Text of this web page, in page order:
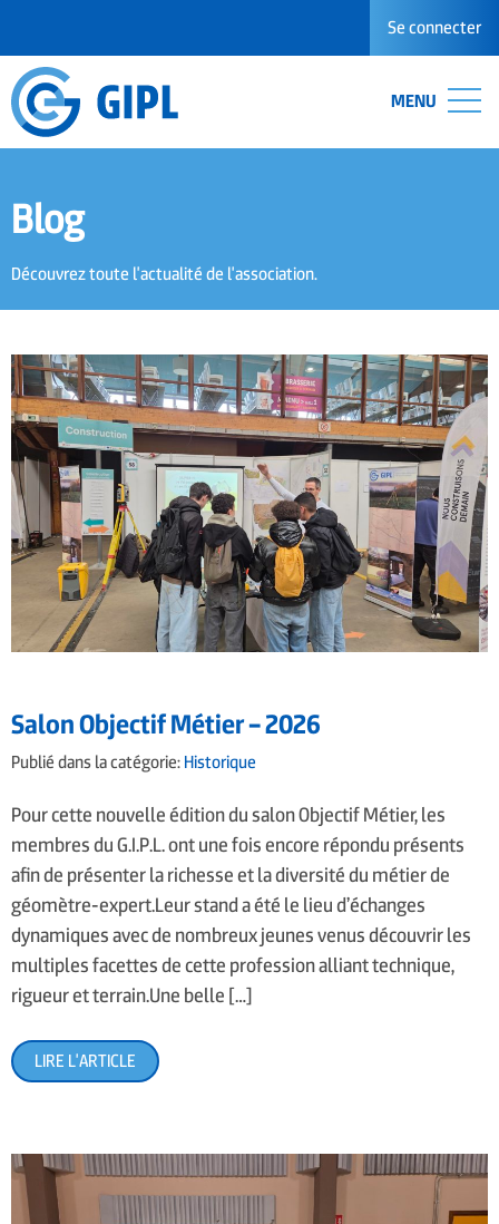
Se connecter
MENU
Blog
Découvrez toute l'actualité de l'association.
Salon Objectif Métier – 2026
Publié dans la catégorie:Historique
Pour cette nouvelle édition du salon Objectif Métier, les
membres du G.I.P.L. ont une fois encore répondu présents
afin de présenter la richesse et la diversité du métier de
géomètre-expert.Leur stand a été le lieu d’échanges
dynamiques avec de nombreux jeunes venus découvrir les
multiples facettes de cette profession alliant technique,
rigueur et terrain.Une belle […]
LIRE L'ARTICLE